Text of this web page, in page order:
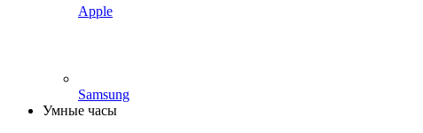
Apple
Samsung
Умные часы